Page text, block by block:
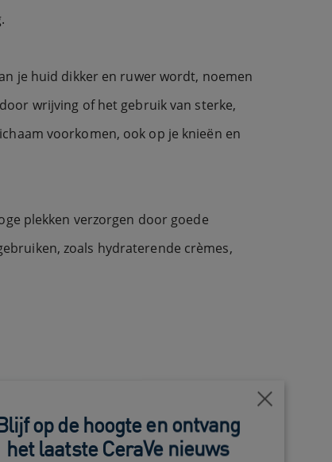
je huid dikker en ruwer wordt, noemen
wrijving of het gebruik van sterke,
voorkomen, ook op je knieën en
plekken verzorgen door goede
zoals hydraterende crèmes,
Dit komt omdat deze huid flexibel
Dichtbij
op de hoogte en ontvang
het laatste CeraVe nieuws